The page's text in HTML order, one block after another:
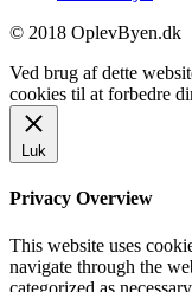
© 2018 OplevByen.dk
Ved brug af dette
cookies til at forbedre
Luk
Privacy Overview
This website uses
navigate through the
categorized as